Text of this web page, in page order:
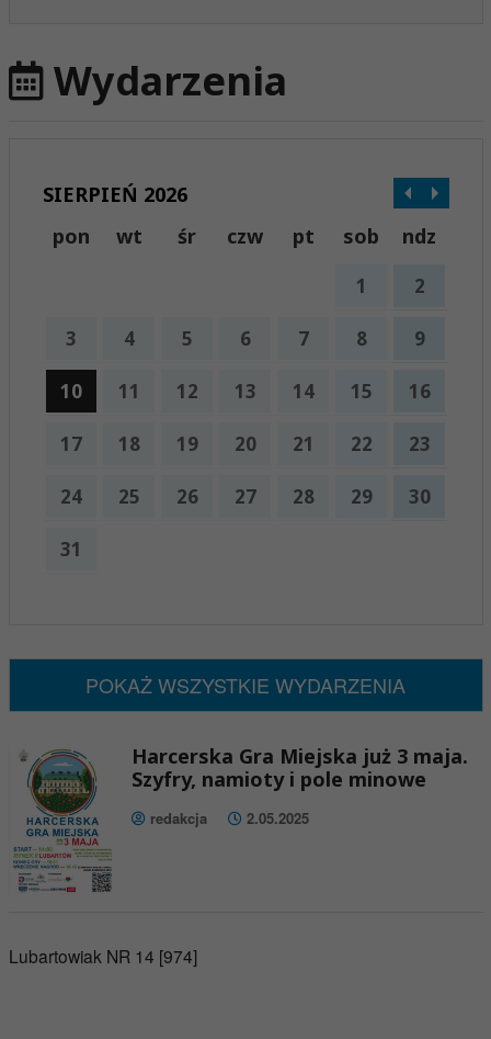
Wydarzenia
SIERPIEŃ 2026
pon
wt śr czw pt sob ndz
1 2
3 4 5 6 7 8 9
10 11 12 13 14 15 16
17 18 19 20 21 22 23
24 25 26 27 28 29 30
31
POKAŻ WSZYSTKIE WYDARZENIA
Harcerska Gra Miejska już 3 maja.
Szyfry, namioty i pole minowe
redakcja 2.05.2025
Lubartowiak NR 14 [974]